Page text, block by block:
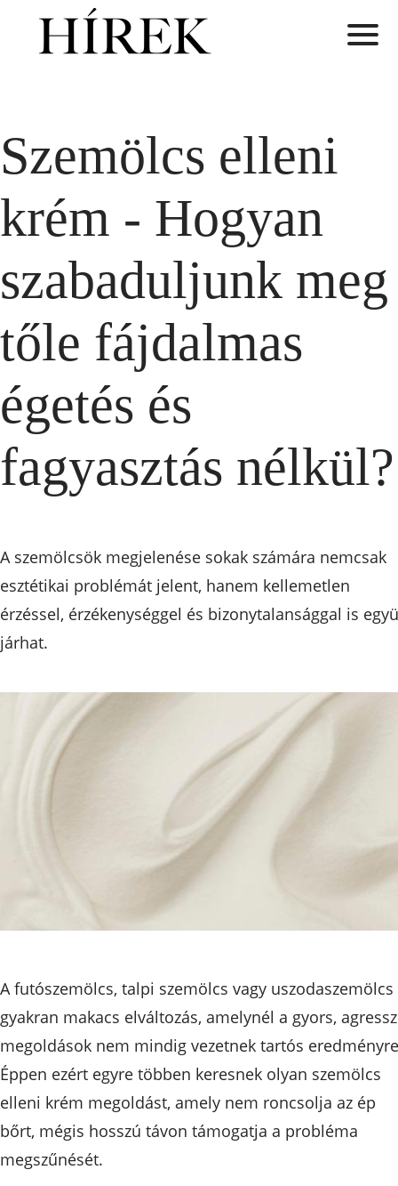
Szemölcs elleni
krém - Hogyan
szabaduljunk meg
tőle fájdalmas
égetés és
fagyasztás nélkül?
A szemölcsök megjelenése sokak számára nemcsak
esztétikai problémát jelent, hanem kellemetlen
érzéssel, érzékenységgel és bizonytalansággal is
járhat.
A futószemölcs, talpi szemölcs vagy uszodaszemölcs
gyakran makacs elváltozás, amelynél a gyors,
megoldások nem mindig vezetnek tartós
Éppen ezért egyre többen keresnek olyan szemölcs
elleni krém megoldást, amely nem roncsolja az ép
bőrt, mégis hosszú távon támogatja a probléma
megszűnését.